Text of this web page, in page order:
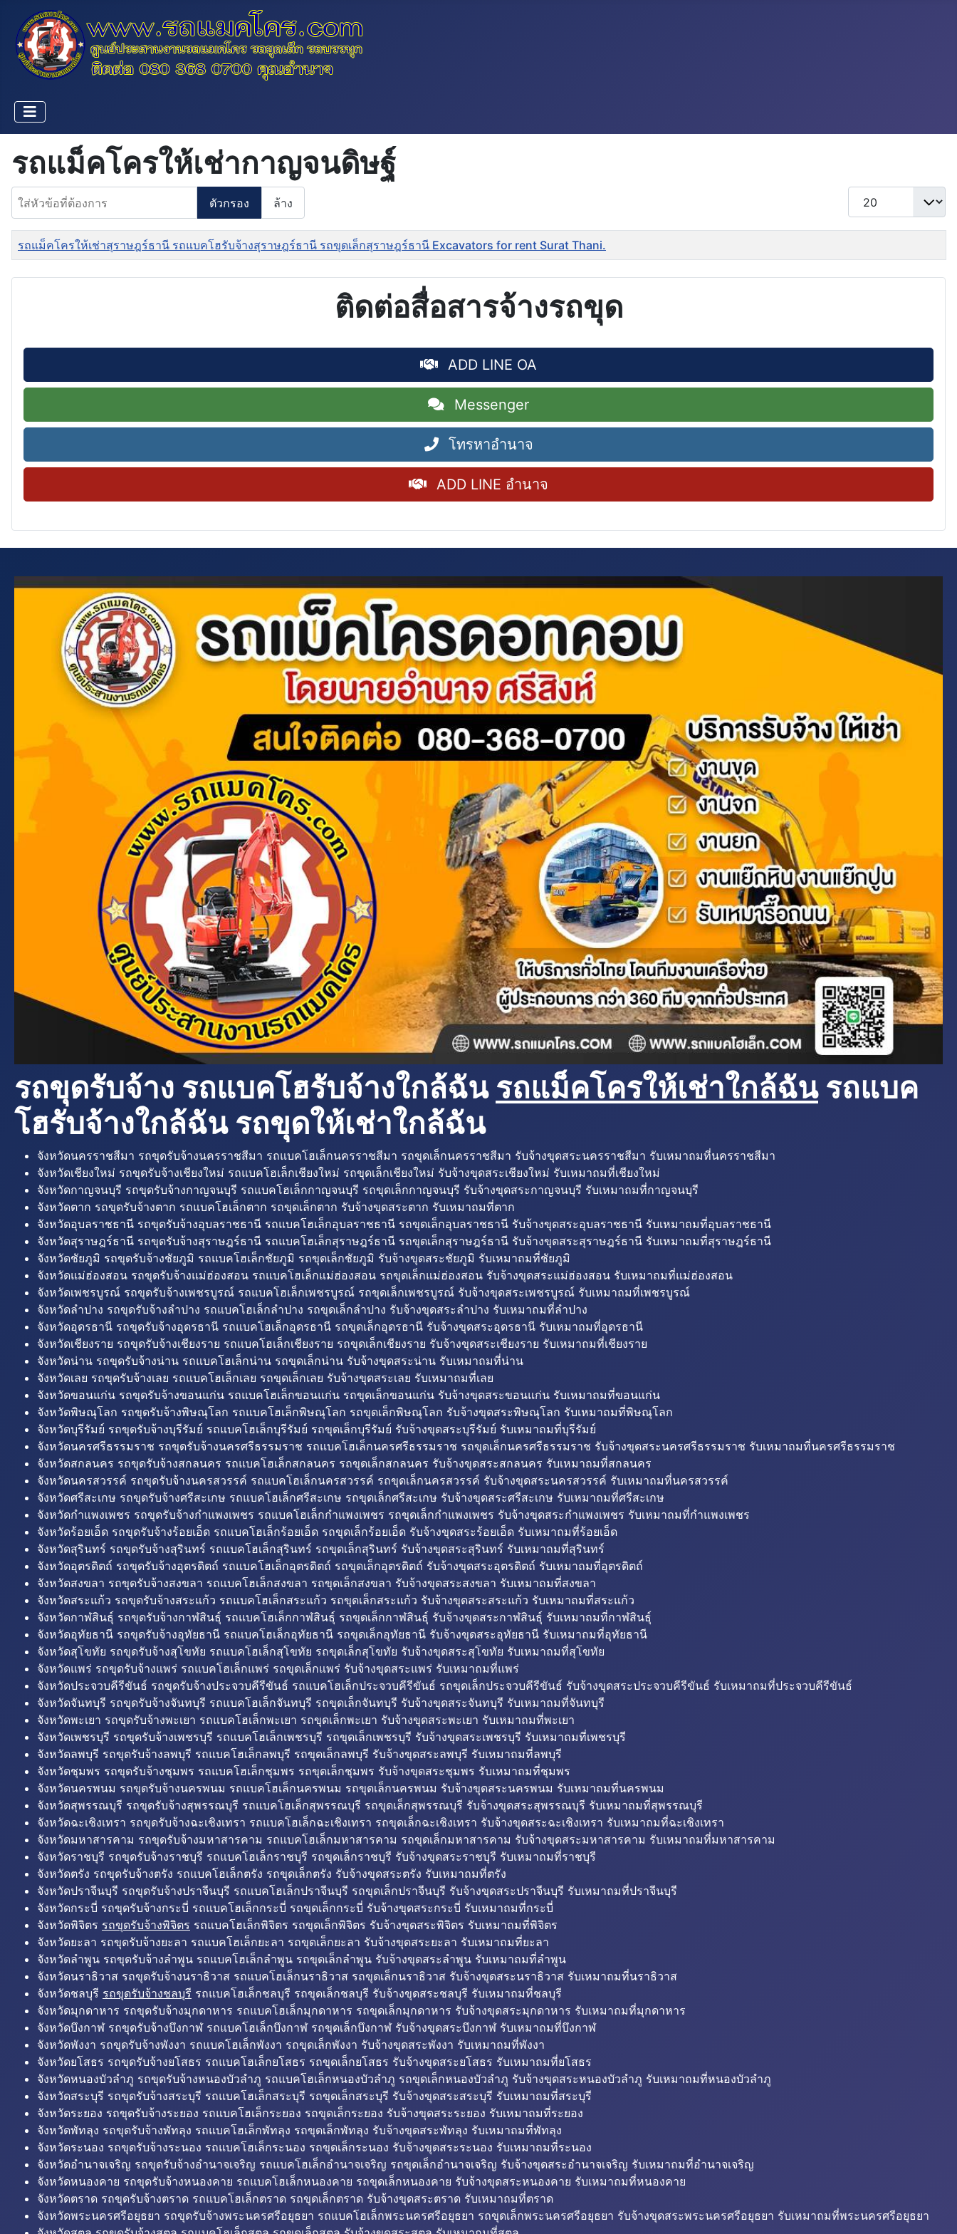
รถแม็คโครให้เช่ากาญจนดิษฐ์
ใส่หัวข้อที่ต้องการ
ตัวกรอง ล้าง
แสดง #
ชื่อ
รถแม็คโครให้เช่าสุราษฎร์ธานี รถแบคโฮรับจ้างสุราษฎร์ธานี รถขุดเล็กสุราษฎร์ธานี Excavators for rent Surat Thani.
ติดต่อสื่อสารจ้างรถขุด
ADD LINE OA
Messenger
โทรหาอำนาจ
ADD LINE อำนาจ
รถขุดรับจ้าง รถแบคโฮรับจ้างใกล้ฉัน รถแม็คโครให้เช่าใกล้ฉันรถแบค
โฮรับจ้างใกล้ฉัน รถขุดให้เช่าใกล้ฉัน
จังหวัดนครราชสีมา รถขุดรับจ้างนครราชสีมา รถแบคโฮเล็กนครราชสีมา รถขุดเล็กนครราชสีมา รับจ้างขุดสระนครราชสีมา รับเหมาถมที่นครราชสีมา
จังหวัดเชียงใหม่ รถขุดรับจ้างเชียงใหม่ รถแบคโฮเล็กเชียงใหม่ รถขุดเล็กเชียงใหม่ รับจ้างขุดสระเชียงใหม่ รับเหมาถมที่เชียงใหม่
จังหวัดกาญจนบุรี รถขุดรับจ้างกาญจนบุรี รถแบคโฮเล็กกาญจนบุรี รถขุดเล็กกาญจนบุรี รับจ้างขุดสระกาญจนบุรี รับเหมาถมที่กาญจนบุรี
จังหวัดตาก รถขุดรับจ้างตาก รถแบคโฮเล็กตาก รถขุดเล็กตาก รับจ้างขุดสระตาก รับเหมาถมที่ตาก
จังหวัดอุบลราชธานี รถขุดรับจ้างอุบลราชธานี รถแบคโฮเล็กอุบลราชธานี รถขุดเล็กอุบลราชธานี รับจ้างขุดสระอุบลราชธานี รับเหมาถมที่อุบลราชธานี
จังหวัดสุราษฎร์ธานี รถขุดรับจ้างสุราษฎร์ธานี รถแบคโฮเล็กสุราษฎร์ธานี รถขุดเล็กสุราษฎร์ธานี รับจ้างขุดสระสุราษฎร์ธานี รับเหมาถมที่สุราษฎร์ธานี
จังหวัดชัยภูมิ รถขุดรับจ้างชัยภูมิ รถแบคโฮเล็กชัยภูมิ รถขุดเล็กชัยภูมิ รับจ้างขุดสระชัยภูมิ รับเหมาถมที่ชัยภูมิ
จังหวัดแม่ฮ่องสอน รถขุดรับจ้างแม่ฮ่องสอน รถแบคโฮเล็กแม่ฮ่องสอน รถขุดเล็กแม่ฮ่องสอน รับจ้างขุดสระแม่ฮ่องสอน รับเหมาถมที่แม่ฮ่องสอน
จังหวัดเพชรบูรณ์ รถขุดรับจ้างเพชรบูรณ์ รถแบคโฮเล็กเพชรบูรณ์ รถขุดเล็กเพชรบูรณ์ รับจ้างขุดสระเพชรบูรณ์ รับเหมาถมที่เพชรบูรณ์
จังหวัดลำปาง รถขุดรับจ้างลำปาง รถแบคโฮเล็กลำปาง รถขุดเล็กลำปาง รับจ้างขุดสระลำปาง รับเหมาถมที่ลำปาง
จังหวัดอุดรธานี รถขุดรับจ้างอุดรธานี รถแบคโฮเล็กอุดรธานี รถขุดเล็กอุดรธานี รับจ้างขุดสระอุดรธานี รับเหมาถมที่อุดรธานี
จังหวัดเชียงราย รถขุดรับจ้างเชียงราย รถแบคโฮเล็กเชียงราย รถขุดเล็กเชียงราย รับจ้างขุดสระเชียงราย รับเหมาถมที่เชียงราย
จังหวัดน่าน รถขุดรับจ้างน่าน รถแบคโฮเล็กน่าน รถขุดเล็กน่าน รับจ้างขุดสระน่าน รับเหมาถมที่น่าน
จังหวัดเลย รถขุดรับจ้างเลย รถแบคโฮเล็กเลย รถขุดเล็กเลย รับจ้างขุดสระเลย รับเหมาถมที่เลย
จังหวัดขอนแก่น รถขุดรับจ้างขอนแก่น รถแบคโฮเล็กขอนแก่น รถขุดเล็กขอนแก่น รับจ้างขุดสระขอนแก่น รับเหมาถมที่ขอนแก่น
จังหวัดพิษณุโลก รถขุดรับจ้างพิษณุโลก รถแบคโฮเล็กพิษณุโลก รถขุดเล็กพิษณุโลก รับจ้างขุดสระพิษณุโลก รับเหมาถมที่พิษณุโลก
จังหวัดบุรีรัมย์ รถขุดรับจ้างบุรีรัมย์ รถแบคโฮเล็กบุรีรัมย์ รถขุดเล็กบุรีรัมย์ รับจ้างขุดสระบุรีรัมย์ รับเหมาถมที่บุรีรัมย์
จังหวัดนครศรีธรรมราช รถขุดรับจ้างนครศรีธรรมราช รถแบคโฮเล็กนครศรีธรรมราช รถขุดเล็กนครศรีธรรมราช รับจ้างขุดสระนครศรีธรรมราช รับเหมาถมที่นครศรีธรรมราช
จังหวัดสกลนคร รถขุดรับจ้างสกลนคร รถแบคโฮเล็กสกลนคร รถขุดเล็กสกลนคร รับจ้างขุดสระสกลนคร รับเหมาถมที่สกลนคร
จังหวัดนครสวรรค์ รถขุดรับจ้างนครสวรรค์ รถแบคโฮเล็กนครสวรรค์ รถขุดเล็กนครสวรรค์ รับจ้างขุดสระนครสวรรค์ รับเหมาถมที่นครสวรรค์
จังหวัดศรีสะเกษ รถขุดรับจ้างศรีสะเกษ รถแบคโฮเล็กศรีสะเกษ รถขุดเล็กศรีสะเกษ รับจ้างขุดสระศรีสะเกษ รับเหมาถมที่ศรีสะเกษ
จังหวัดกำแพงเพชร รถขุดรับจ้างกำแพงเพชร รถแบคโฮเล็กกำแพงเพชร รถขุดเล็กกำแพงเพชร รับจ้างขุดสระกำแพงเพชร รับเหมาถมที่กำแพงเพชร
จังหวัดร้อยเอ็ด รถขุดรับจ้างร้อยเอ็ด รถแบคโฮเล็กร้อยเอ็ด รถขุดเล็กร้อยเอ็ด รับจ้างขุดสระร้อยเอ็ด รับเหมาถมที่ร้อยเอ็ด
จังหวัดสุรินทร์ รถขุดรับจ้างสุรินทร์ รถแบคโฮเล็กสุรินทร์ รถขุดเล็กสุรินทร์ รับจ้างขุดสระสุรินทร์ รับเหมาถมที่สุรินทร์
จังหวัดอุตรดิตถ์ รถขุดรับจ้างอุตรดิตถ์ รถแบคโฮเล็กอุตรดิตถ์ รถขุดเล็กอุตรดิตถ์ รับจ้างขุดสระอุตรดิตถ์ รับเหมาถมที่อุตรดิตถ์
จังหวัดสงขลา รถขุดรับจ้างสงขลา รถแบคโฮเล็กสงขลา รถขุดเล็กสงขลา รับจ้างขุดสระสงขลา รับเหมาถมที่สงขลา
จังหวัดสระแก้ว รถขุดรับจ้างสระแก้ว รถแบคโฮเล็กสระแก้ว รถขุดเล็กสระแก้ว รับจ้างขุดสระสระแก้ว รับเหมาถมที่สระแก้ว
จังหวัดกาฬสินธุ์ รถขุดรับจ้างกาฬสินธุ์ รถแบคโฮเล็กกาฬสินธุ์ รถขุดเล็กกาฬสินธุ์ รับจ้างขุดสระกาฬสินธุ์ รับเหมาถมที่กาฬสินธุ์
จังหวัดอุทัยธานี รถขุดรับจ้างอุทัยธานี รถแบคโฮเล็กอุทัยธานี รถขุดเล็กอุทัยธานี รับจ้างขุดสระอุทัยธานี รับเหมาถมที่อุทัยธานี
จังหวัดสุโขทัย รถขุดรับจ้างสุโขทัย รถแบคโฮเล็กสุโขทัย รถขุดเล็กสุโขทัย รับจ้างขุดสระสุโขทัย รับเหมาถมที่สุโขทัย
จังหวัดแพร่ รถขุดรับจ้างแพร่ รถแบคโฮเล็กแพร่ รถขุดเล็กแพร่ รับจ้างขุดสระแพร่ รับเหมาถมที่แพร่
จังหวัดประจวบคีรีขันธ์ รถขุดรับจ้างประจวบคีรีขันธ์ รถแบคโฮเล็กประจวบคีรีขันธ์ รถขุดเล็กประจวบคีรีขันธ์ รับจ้างขุดสระประจวบคีรีขันธ์ รับเหมาถมที่ประจวบคีรีขันธ์
จังหวัดจันทบุรี รถขุดรับจ้างจันทบุรี รถแบคโฮเล็กจันทบุรี รถขุดเล็กจันทบุรี รับจ้างขุดสระจันทบุรี รับเหมาถมที่จันทบุรี
จังหวัดพะเยา รถขุดรับจ้างพะเยา รถแบคโฮเล็กพะเยา รถขุดเล็กพะเยา รับจ้างขุดสระพะเยา รับเหมาถมที่พะเยา
จังหวัดเพชรบุรี รถขุดรับจ้างเพชรบุรี รถแบคโฮเล็กเพชรบุรี รถขุดเล็กเพชรบุรี รับจ้างขุดสระเพชรบุรี รับเหมาถมที่เพชรบุรี
จังหวัดลพบุรี รถขุดรับจ้างลพบุรี รถแบคโฮเล็กลพบุรี รถขุดเล็กลพบุรี รับจ้างขุดสระลพบุรี รับเหมาถมที่ลพบุรี
จังหวัดชุมพร รถขุดรับจ้างชุมพร รถแบคโฮเล็กชุมพร รถขุดเล็กชุมพร รับจ้างขุดสระชุมพร รับเหมาถมที่ชุมพร
จังหวัดนครพนม รถขุดรับจ้างนครพนม รถแบคโฮเล็กนครพนม รถขุดเล็กนครพนม รับจ้างขุดสระนครพนม รับเหมาถมที่นครพนม
จังหวัดสุพรรณบุรี รถขุดรับจ้างสุพรรณบุรี รถแบคโฮเล็กสุพรรณบุรี รถขุดเล็กสุพรรณบุรี รับจ้างขุดสระสุพรรณบุรี รับเหมาถมที่สุพรรณบุรี
จังหวัดฉะเชิงเทรา รถขุดรับจ้างฉะเชิงเทรา รถแบคโฮเล็กฉะเชิงเทรา รถขุดเล็กฉะเชิงเทรา รับจ้างขุดสระฉะเชิงเทรา รับเหมาถมที่ฉะเชิงเทรา
จังหวัดมหาสารคาม รถขุดรับจ้างมหาสารคาม รถแบคโฮเล็กมหาสารคาม รถขุดเล็กมหาสารคาม รับจ้างขุดสระมหาสารคาม รับเหมาถมที่มหาสารคาม
จังหวัดราชบุรี รถขุดรับจ้างราชบุรี รถแบคโฮเล็กราชบุรี รถขุดเล็กราชบุรี รับจ้างขุดสระราชบุรี รับเหมาถมที่ราชบุรี
จังหวัดตรัง รถขุดรับจ้างตรัง รถแบคโฮเล็กตรัง รถขุดเล็กตรัง รับจ้างขุดสระตรัง รับเหมาถมที่ตรัง
จังหวัดปราจีนบุรี รถขุดรับจ้างปราจีนบุรี รถแบคโฮเล็กปราจีนบุรี รถขุดเล็กปราจีนบุรี รับจ้างขุดสระปราจีนบุรี รับเหมาถมที่ปราจีนบุรี
จังหวัดกระบี่ รถขุดรับจ้างกระบี่ รถแบคโฮเล็กกระบี่ รถขุดเล็กกระบี่ รับจ้างขุดสระกระบี่ รับเหมาถมที่กระบี่
จังหวัดพิจิตร รถขุดรับจ้างพิจิตร รถแบคโฮเล็กพิจิตร รถขุดเล็กพิจิตร รับจ้างขุดสระพิจิตร รับเหมาถมที่พิจิตร
จังหวัดยะลา รถขุดรับจ้างยะลา รถแบคโฮเล็กยะลา รถขุดเล็กยะลา รับจ้างขุดสระยะลา รับเหมาถมที่ยะลา
จังหวัดลำพูน รถขุดรับจ้างลำพูน รถแบคโฮเล็กลำพูน รถขุดเล็กลำพูน รับจ้างขุดสระลำพูน รับเหมาถมที่ลำพูน
จังหวัดนราธิวาส รถขุดรับจ้างนราธิวาส รถแบคโฮเล็กนราธิวาส รถขุดเล็กนราธิวาส รับจ้างขุดสระนราธิวาส รับเหมาถมที่นราธิวาส
จังหวัดชลบุรี รถขุดรับจ้างชลบุรี รถแบคโฮเล็กชลบุรี รถขุดเล็กชลบุรี รับจ้างขุดสระชลบุรี รับเหมาถมที่ชลบุรี
จังหวัดมุกดาหาร รถขุดรับจ้างมุกดาหาร รถแบคโฮเล็กมุกดาหาร รถขุดเล็กมุกดาหาร รับจ้างขุดสระมุกดาหาร รับเหมาถมที่มุกดาหาร
จังหวัดบึงกาฬ รถขุดรับจ้างบึงกาฬ รถแบคโฮเล็กบึงกาฬ รถขุดเล็กบึงกาฬ รับจ้างขุดสระบึงกาฬ รับเหมาถมที่บึงกาฬ
จังหวัดพังงา รถขุดรับจ้างพังงา รถแบคโฮเล็กพังงา รถขุดเล็กพังงา รับจ้างขุดสระพังงา รับเหมาถมที่พังงา
จังหวัดยโสธร รถขุดรับจ้างยโสธร รถแบคโฮเล็กยโสธร รถขุดเล็กยโสธร รับจ้างขุดสระยโสธร รับเหมาถมที่ยโสธร
จังหวัดหนองบัวลำภู รถขุดรับจ้างหนองบัวลำภู รถแบคโฮเล็กหนองบัวลำภู รถขุดเล็กหนองบัวลำภู รับจ้างขุดสระหนองบัวลำภู รับเหมาถมที่หนองบัวลำภู
จังหวัดสระบุรี รถขุดรับจ้างสระบุรี รถแบคโฮเล็กสระบุรี รถขุดเล็กสระบุรี รับจ้างขุดสระสระบุรี รับเหมาถมที่สระบุรี
จังหวัดระยอง รถขุดรับจ้างระยอง รถแบคโฮเล็กระยอง รถขุดเล็กระยอง รับจ้างขุดสระระยอง รับเหมาถมที่ระยอง
จังหวัดพัทลุง รถขุดรับจ้างพัทลุง รถแบคโฮเล็กพัทลุง รถขุดเล็กพัทลุง รับจ้างขุดสระพัทลุง รับเหมาถมที่พัทลุง
จังหวัดระนอง รถขุดรับจ้างระนอง รถแบคโฮเล็กระนอง รถขุดเล็กระนอง รับจ้างขุดสระระนอง รับเหมาถมที่ระนอง
จังหวัดอำนาจเจริญ รถขุดรับจ้างอำนาจเจริญ รถแบคโฮเล็กอำนาจเจริญ รถขุดเล็กอำนาจเจริญ รับจ้างขุดสระอำนาจเจริญ รับเหมาถมที่อำนาจเจริญ
จังหวัดหนองคาย รถขุดรับจ้างหนองคาย รถแบคโฮเล็กหนองคาย รถขุดเล็กหนองคาย รับจ้างขุดสระหนองคาย รับเหมาถมที่หนองคาย
จังหวัดตราด รถขุดรับจ้างตราด รถแบคโฮเล็กตราด รถขุดเล็กตราด รับจ้างขุดสระตราด รับเหมาถมที่ตราด
จังหวัดพระนครศรีอยุธยา รถขุดรับจ้างพระนครศรีอยุธยา รถแบคโฮเล็กพระนครศรีอยุธยา รถขุดเล็กพระนครศรีอยุธยา รับจ้างขุดสระพระนครศรีอยุธยา รับเหมาถมที่พระนครศรีอยุธยา